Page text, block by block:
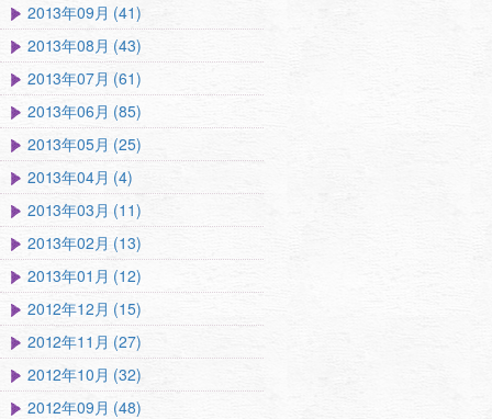
2013年09月 (41)
2013年08月 (43)
2013年07月 (61)
2013年06月 (85)
2013年05月 (25)
2013年04月 (4)
2013年03月 (11)
2013年02月 (13)
2013年01月 (12)
2012年12月 (15)
2012年11月 (27)
2012年10月 (32)
2012年09月 (48)